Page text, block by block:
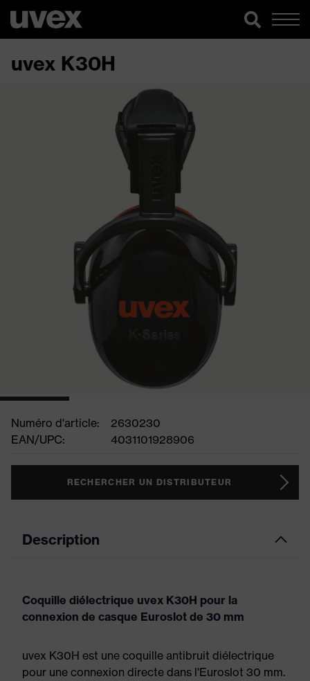
uvex K30H
Numéro d'article:
2630230
EAN/UPC:
4031101928906
RECHERCHER UN DISTRIBUTEUR
Description
Coquille diélectrique uvex K30H pour la
connexion de casque Euroslot de 30 mm
uvex K30H est une coquille antibruit diélectrique
pour une connexion directe dans l'Euroslot 30 mm.